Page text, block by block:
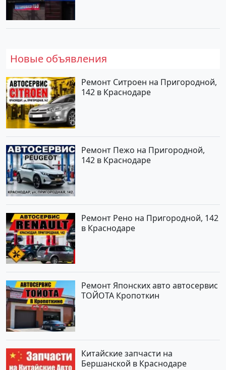
Новые объявления
Ремонт Ситроен на Пригородной,
142 в Краснодаре
Ремонт Пежо на Пригородной,
142 в Краснодаре
Ремонт Рено на Пригородной, 142
в Краснодаре
Ремонт Японских авто автосервис
ТОЙОТА Кропоткин
Китайские запчасти на
Бершанской в Краснодаре